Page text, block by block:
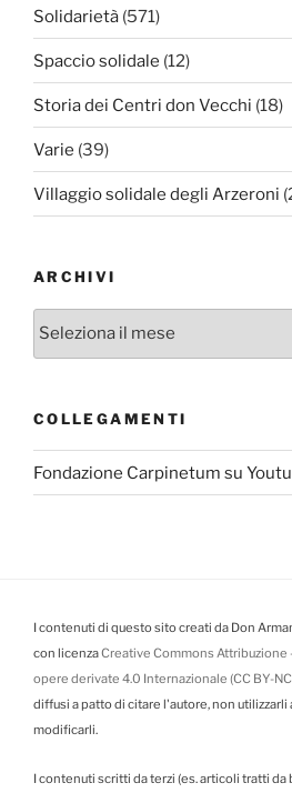
Solidarietà (571)
Spaccio solidale (12)
Storia dei Centri don Vecchi (18)
Varie (39)
Villaggio solidale degli Arzeroni
ARCHIVI
Archivi
COLLEGAMENTI
Fondazione Carpinetum su
I contenuti di questo sito creati da Don
con licenzaCreative Commons Attribuzione
opere derivate 4.0 Internazionale (CC BY-
diffusi a patto di citare l'autore, non
modificarli.
I contenuti scritti da terzi (es. articoli tratti